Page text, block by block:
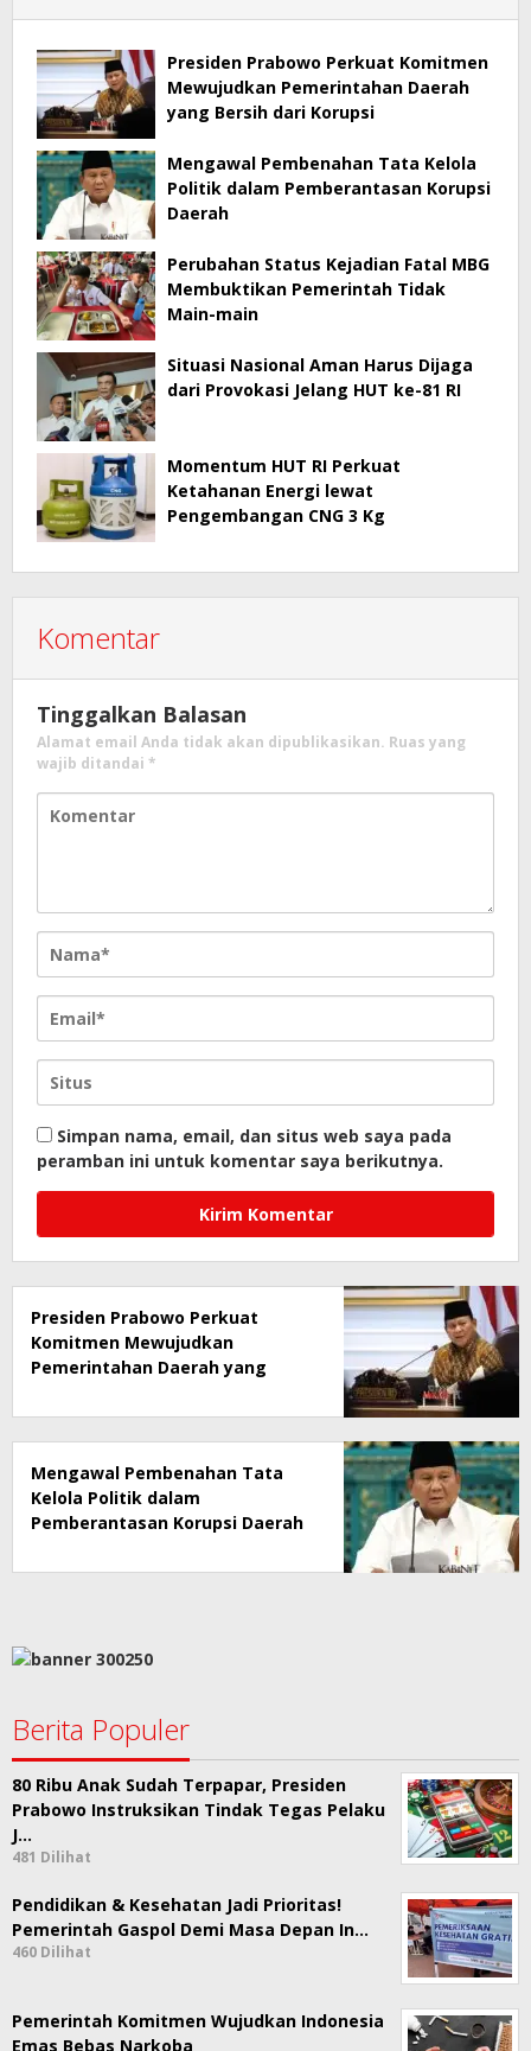
Presiden Prabowo Perkuat Komitmen
Mewujudkan Pemerintahan Daerah
yang Bersih dari Korupsi
Mengawal Pembenahan Tata Kelola
Politik dalam Pemberantasan Korupsi
Daerah
Perubahan Status Kejadian Fatal MBG
Membuktikan Pemerintah Tidak
Main-main
Situasi Nasional Aman Harus Dijaga
dari Provokasi Jelang HUT ke-81 RI
Momentum HUT RI Perkuat
Ketahanan Energi lewat
Pengembangan CNG 3 Kg
Komentar
Tinggalkan Balasan
Alamat email Anda tidak akan dipublikasikan. Ruas yang
wajib ditandai *
Simpan nama, email, dan situs web saya pada
peramban ini untuk komentar saya berikutnya.
Presiden Prabowo Perkuat
Komitmen Mewujudkan
Pemerintahan Daerah yang
Mengawal Pembenahan Tata
Kelola Politik dalam
Pemberantasan Korupsi Daerah
Berita Populer
80 Ribu Anak Sudah Terpapar, Presiden
Prabowo Instruksikan Tindak Tegas Pelaku
J…
481 Dilihat
Pendidikan & Kesehatan Jadi Prioritas!
Pemerintah Gaspol Demi Masa Depan In…
460 Dilihat
Pemerintah Komitmen Wujudkan Indonesia
Emas Bebas Narkoba